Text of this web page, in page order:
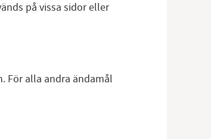
på vissa sidor eller
För alla andra ändamål